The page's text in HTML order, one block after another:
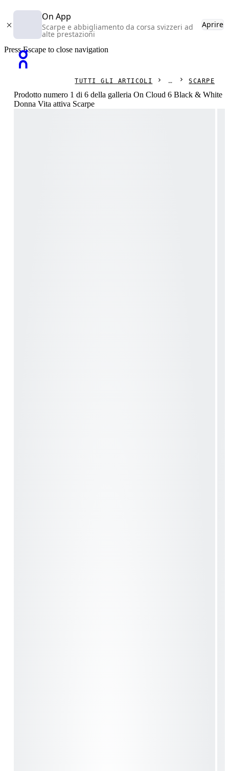
On App
Scarpe e abbigliamento da corsa svizzeri ad
alte prestazioni
Aprire
Press Escape to close navigation
TUTTI GLI ARTICOLI SCARPE
Prodotto numero 1 di 6 della galleria On Cloud 6 Black & White
Donna Vita attiva Scarpe